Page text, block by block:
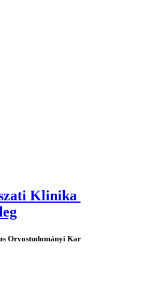
Klinika
Orvostudományi Kar